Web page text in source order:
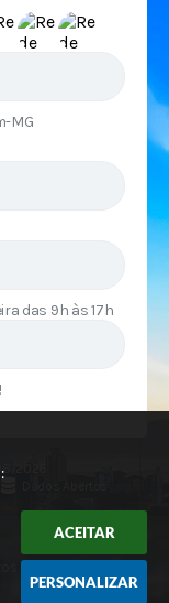
ACEITAR
PERSONALIZAR
MG
das 9h às 17h
2026
reservados -